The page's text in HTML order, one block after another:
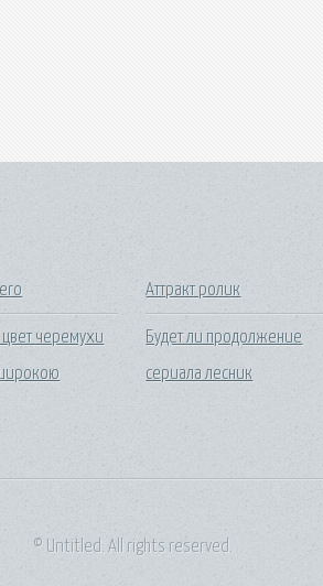
цвет черемухи
Аттракт ролик
Будет ли продолжение
сериала лесник
© Untitled. All rights reserved.